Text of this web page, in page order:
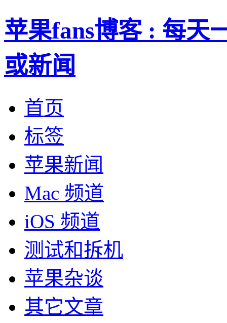
苹果fans博客 : 每天
或新闻
首页
标签
苹果新闻
Mac 频道
iOS 频道
测试和拆机
苹果杂谈
其它文章